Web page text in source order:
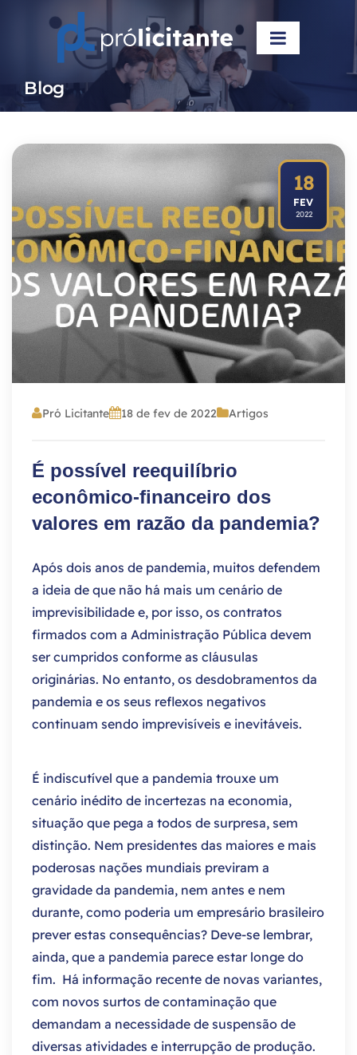
Blog
18
FEV
2022
Pró Licitante 18 de fev de 2022 Artigos
É possível reequilíbrio
econômico-financeiro dos
valores em razão da pandemia?
Após dois anos de pandemia, muitos defendem
a ideia de que não há mais um cenário de
imprevisibilidade e, por isso, os contratos
firmados com a Administração Pública devem
ser cumpridos conforme as cláusulas
originárias. No entanto, os desdobramentos da
pandemia e os seus reflexos negativos
continuam sendo imprevisíveis e inevitáveis.
É indiscutível que a pandemia trouxe um
cenário inédito de incertezas na economia,
situação que pega a todos de surpresa, sem
distinção. Nem presidentes das maiores e mais
poderosas nações mundiais previram a
gravidade da pandemia, nem antes e nem
durante, como poderia um empresário brasileiro
prever estas consequências? Deve-se lembrar,
ainda, que a pandemia parece estar longe do
fim. Há informação recente de novas variantes,
com novos surtos de contaminação que
demandam a necessidade de suspensão de
diversas atividades e interrupção de produção.